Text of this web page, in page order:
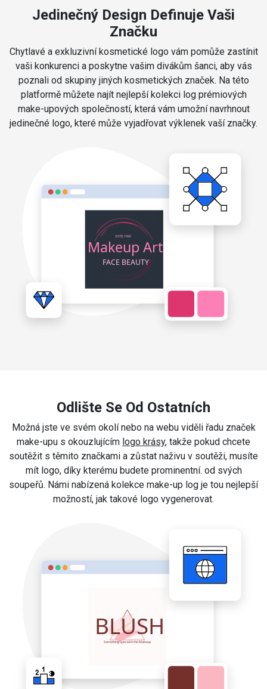
Jedinečný Design Definuje Vaši
Značku
Chytlavé a exkluzivní kosmetické logo vám pomůže zastínit
vaši konkurenci a poskytne vašim divákům šanci, aby vás
poznali od skupiny jiných kosmetických značek. Na této
platformě můžete najít nejlepší kolekci log prémiových
make-upových společností, která vám umožní navrhnout
jedinečné logo, které může vyjadřovat výklenek vaší značky.
Odlište Se Od Ostatních
Možná jste ve svém okolí nebo na webu viděli řadu značek
make-upu s okouzlujícím logo krásy, takže pokud chcete
soutěžit s těmito značkami a zůstat naživu v soutěži, musíte
mít logo, díky kterému budete prominentní. od svých
soupeřů. Námi nabízená kolekce make-up log je tou nejlepší
možností, jak takové logo vygenerovat.